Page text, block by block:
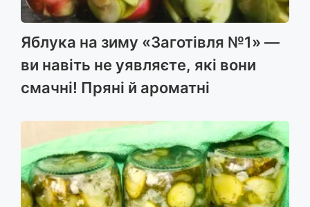
Яблука на зиму «Заготівля №1» —
ви навіть не уявляєте, які вони
смачні! Пряні й ароматні